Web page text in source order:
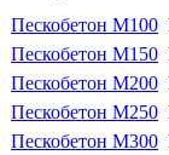
Пескобетон М100
Пескобетон М150
Пескобетон М200
Пескобетон М250
Пескобетон М300